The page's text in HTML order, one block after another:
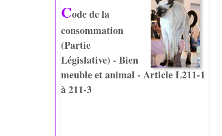
Code de la
consommation
(Partie
Législative) - Bien
meuble et animal - Article L211-1
à 211-3